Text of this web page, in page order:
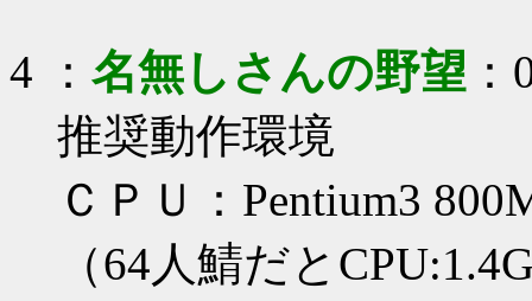
4 ： 名無しさんの野望
推奨動作環境
ＣＰＵ：Pentium3
（64人鯖だと